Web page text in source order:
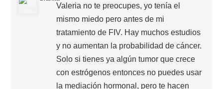
Valeria no te preocupes, yo tenía el
mismo miedo pero antes de mi
tratamiento de FIV. Hay muchos estudios
y no aumentan la probabilidad de cáncer.
Solo si tienes ya algún tumor que crece
con estrógenos entonces no puedes usar
la mediación hormonal, pero te hacen